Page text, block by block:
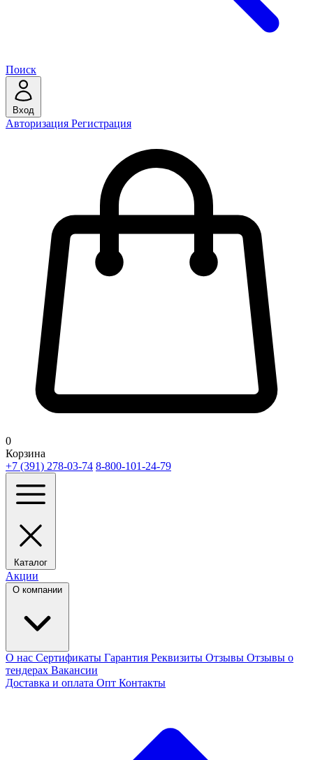
Поиск
Вход
Авторизация Регистрация
0
Корзина
+7 (391) 278-03-74 8-800-101-24-79
Каталог
Акции
О компании
О нас Сертификаты Гарантия Реквизиты Отзывы Отзывы о
тендерах Вакансии
Доставка и оплата Опт Контакты